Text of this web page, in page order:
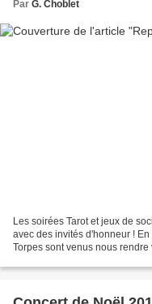
Par G. Choblet
Les soirées Tarot et jeux de
avec des invités d'honneur !
Torpes sont venus nous